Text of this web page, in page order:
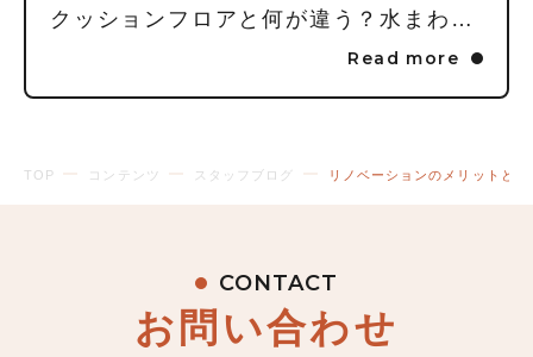
クッションフロアと何が違う？水まわりの床に「フロアタイル」を推す理由
Read more
TOP コンテンツ スタッフブログ リノベーションのメリットと
CONTACT
お問い合わせ